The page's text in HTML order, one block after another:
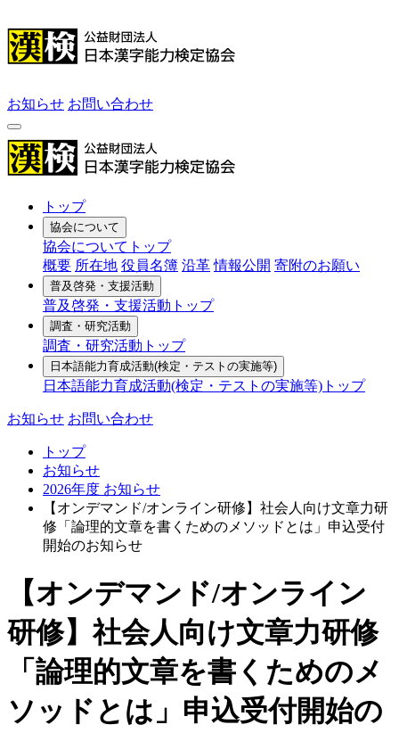
お知らせ お問い合わせ
トップ
協会について
協会についてトップ
概要 所在地 役員名簿 沿革 情報公開 寄附のお願い
普及啓発・支援活動
普及啓発・支援活動トップ
調査・研究活動
調査・研究活動トップ
日本語能力育成活動(検定・テストの実施等)
日本語能力育成活動(検定・テストの実施等)トップ
お知らせ お問い合わせ
トップ
お知らせ
2026年度 お知らせ
【オンデマンド/オンライン研修】社会人向け文章力研
修「論理的文章を書くためのメソッドとは」申込受付
開始のお知らせ
【オンデマンド/オンライン
研修】社会人向け文章力研修
「論理的文章を書くためのメ
ソッドとは」申込受付開始の